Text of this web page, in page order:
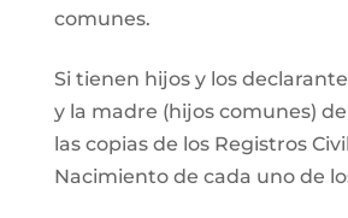
comunes.
Si tienen hijos y los
y la madre (hijos comunes)
las copias de los Registros
Nacimiento de cada uno de